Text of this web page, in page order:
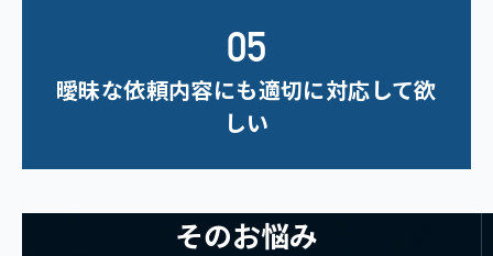
曖昧な依頼内容にも適切に対応して欲
しい
そのお悩み